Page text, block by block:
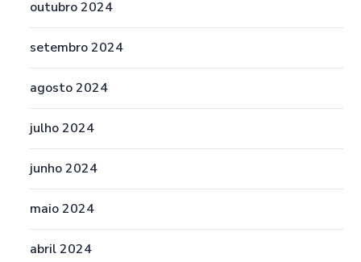
outubro 2024
setembro 2024
agosto 2024
julho 2024
junho 2024
maio 2024
abril 2024